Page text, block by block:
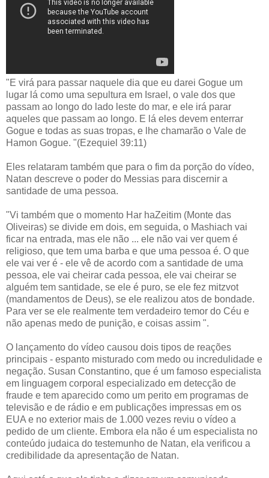
"E virá para passar naquele dia que eu darei Gogue um
lugar lá como uma sepultura em Israel, o vale dos que
passam ao longo do lado leste do mar, e ele irá parar
aqueles que passam ao longo. E lá eles devem enterrar
Gogue e todas as suas tropas, e lhe chamarão o Vale de
Hamon Gogue. "(Ezequiel 39:11)
Eles relataram também que para o fim da porção do vídeo,
Natan descreve o poder do Messias para discernir a
santidade de uma pessoa.
"Vi também que o momento Har haZeitim (Monte das
Oliveiras) se divide em dois, em seguida, o Mashiach vai
ficar na entrada, mas ele não ... ele não vai ver quem é
religioso, que tem uma barba e que uma pessoa é. O que
ele vai ver é - ele vê de acordo com a santidade de uma
pessoa, ele vai cheirar cada pessoa, ele vai cheirar se
alguém tem santidade, se ele é puro, se ele fez mitzvot
(mandamentos de Deus), se ele realizou atos de bondade.
Para ver se ele realmente tem verdadeiro temor do Céu e
não apenas medo de punição, e coisas assim ".
O lançamento do vídeo causou dois tipos de reações
principais - espanto misturado com medo ou incredulidade e
negação. Susan Constantino, que é um famoso especialista
em linguagem corporal especializado em detecção de
fraude e tem aparecido como um perito em programas de
televisão e de rádio e em publicações impressas em os
EUA e no exterior mais de 1.000 vezes reviu o vídeo a
pedido de um cliente. Embora ela não é um especialista no
conteúdo judaica do testemunho de Natan, ela verificou a
credibilidade da apresentação de Natan.